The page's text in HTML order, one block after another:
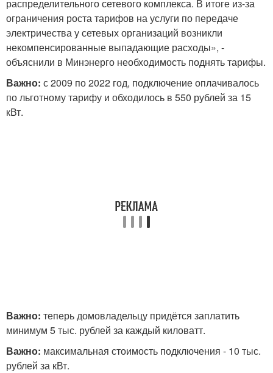
распределительного сетевого комплекса. В итоге из-за
ограничения роста тарифов на услуги по передаче
электричества у сетевых организаций возникли
некомпенсированные выпадающие расходы», -
объяснили в Минэнерго необходимость поднять тарифы.
Важно: с 2009 по 2022 год, подключение оплачивалось
по льготному тарифу и обходилось в 550 рублей за 15
кВт.
Важно: теперь домовладельцу придётся заплатить
минимум 5 тыс. рублей за каждый киловатт.
Важно: максимальная стоимость подключения - 10 тыс.
рублей за кВт.